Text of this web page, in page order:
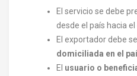
El servicio se debe
desde el país hacia el
El exportador debe
domiciliada en el
El usuario o